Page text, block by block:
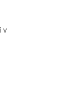
(1
1
v